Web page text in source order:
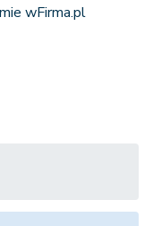
wFirma.pl